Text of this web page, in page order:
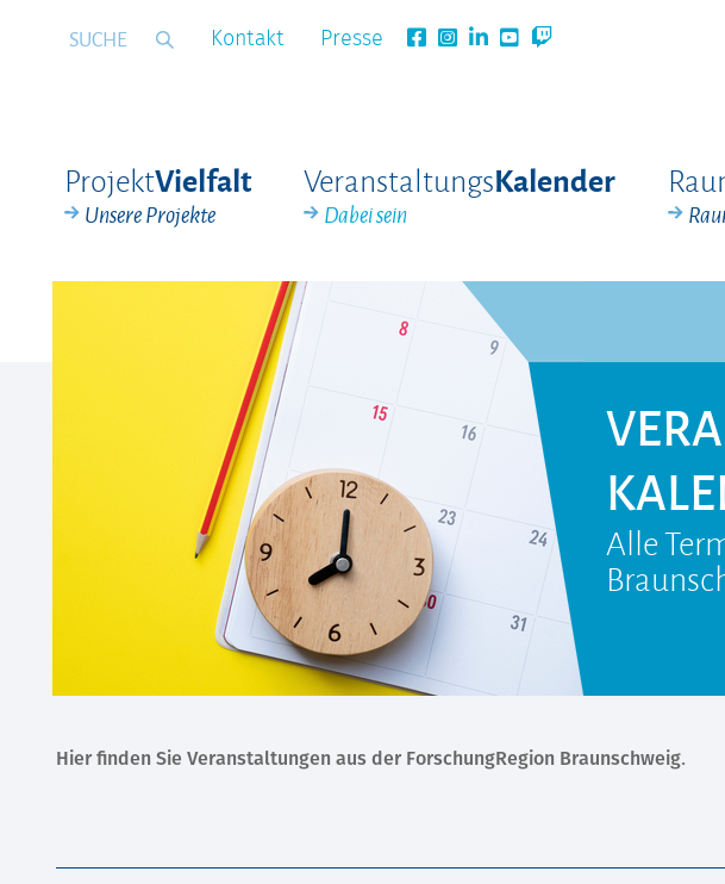
Kontakt Presse
ProjektVielfalt
Unsere Projekte
VeranstaltungsKalender
Dabei sein
Alle
Hier finden Sie Veranstaltungen aus der ForschungRegion Braunschweig.